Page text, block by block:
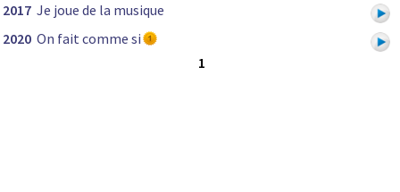
2017 Je joue de la musique
2020 On fait comme si
1